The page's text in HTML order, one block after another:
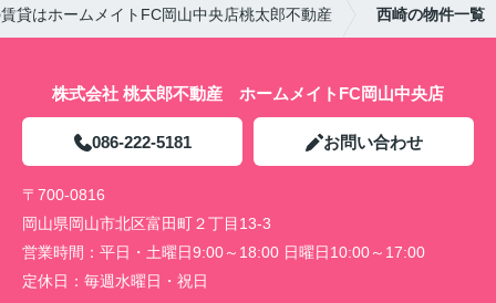
貸はホームメイトFC岡山中央店桃太郎不動産 西崎の物件一覧
株式会社 桃太郎不動産 ホームメイトFC岡山中央店
086-222-5181 お問い合わせ
〒700-0816
岡山県岡山市北区富田町２丁目13-3
営業時間： 平日・土曜日9:00～18:00 日曜日10:00～17:00
定休日： 毎週水曜日・祝日